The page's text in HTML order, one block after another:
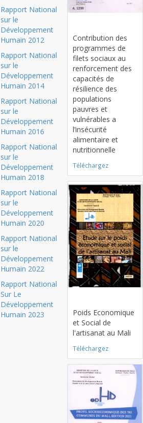
Rapport National
sur le
Développement
Humain 2012
Rapport National
sur le
Développement
Humain 2014
Rapport National
sur le
Développement
Humain 2016
Rapport National
sur le
Développement
Humain 2018
Rapport National
sur le
Développement
Humain 2020
Rapport National
sur le
Développement
Humain 2022
Rapport National
Sur Le
Développement
Humain 2023
Contribution des
programmes de
filets sociaux au
renforcement des
capacités de
résilience des
populations
pauvres et
vulnérables a
l’insécurité
alimentaire et
nutritionnelle
Téléchargez
Poids Economique
et Social de
l'artisanat au Mali
Téléchargez